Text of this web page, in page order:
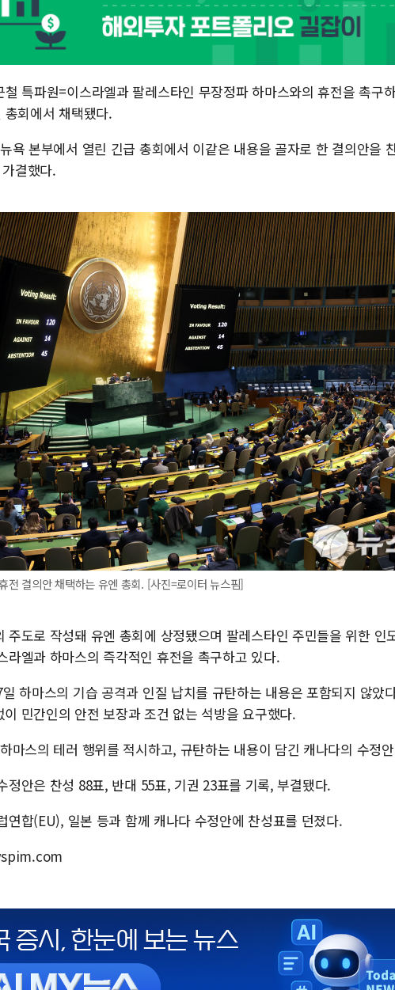
특파원=이스라엘과 팔레스타인 무장정파 하마스와의 휴전을 촉구
회에서 채택됐다.
욕 본부에서 열린 긴급 총회에서 이같은 내용을 골자로 한 결의안을
결했다.
전 결의안 채택하는 유엔 총회. [사진=로이터 뉴스핌]
주도로 작성돼 유엔 총회에 상정됐으며 팔레스타인 주민들을 위한 인
라엘과 하마스의 즉각적인 휴전을 촉구하고 있다.
하마스의 기습 공격과 인질 납치를 규탄하는 내용은 포함되지 않았
이 민간인의 안전 보장과 조건 없는 석방을 요구했다.
마스의 테러 행위를 적시하고, 규탄하는 내용이 담긴 캐나다의 수정
정안은 찬성 88표, 반대 55표, 기권 23표를 기록, 부결됐다.
연합(EU), 일본 등과 함께 캐나다 수정안에 찬성표를 던졌다.